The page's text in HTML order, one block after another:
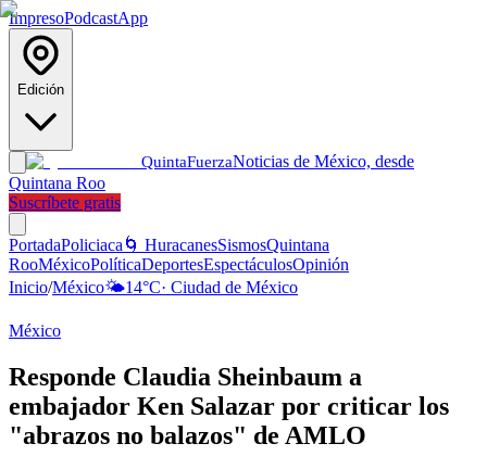
ImpresoPodcastApp
Edición
QuintaFuerzaNoticias de México, desde
Quintana Roo
Suscríbete gratis
PortadaPoliciaca 🌀 HuracanesSismosQuintana
RooMéxicoPolíticaDeportesEspectáculosOpinión
Inicio/México🌤️14°C· Ciudad de México
México
Responde Claudia Sheinbaum a
embajador Ken Salazar por criticar los
"abrazos no balazos" de AMLO